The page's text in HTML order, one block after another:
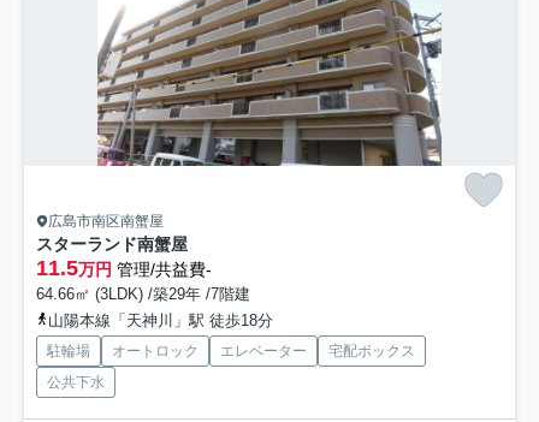
広島市南区南蟹屋
スターランド南蟹屋
11.5万円 管理/共益費-
64.66㎡ (3LDK) /築29年 /7階建
山陽本線「天神川」駅 徒歩18分
駐輪場 オートロック エレベーター
宅配ボックス
公共下水